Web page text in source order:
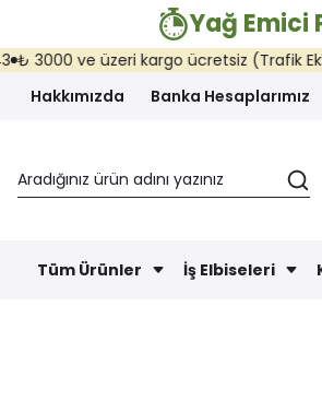
Yağ Emici
ve üzeri kargo ücretsiz (Trafik Ekip.
Hakkımızda
Banka Hesaplarımız
Tüm Ürünler İş Elbiseleri